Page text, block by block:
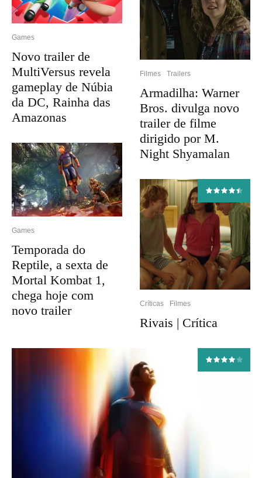
Games
Novo trailer de
MultiVersus revela
gameplay de Núbia
da DC, Rainha das
Amazonas
Games
Temporada do
Reptile, a sexta de
Mortal Kombat 1,
chega hoje com
novo trailer
Filmes Trailers
Armadilha: Warner
Bros. divulga novo
trailer de filme
dirigido por M.
Night Shyamalan
Críticas Filmes
Rivais | Crítica